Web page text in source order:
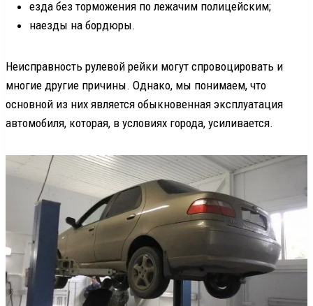
езда без торможения по лежачим полицейским;
наезды на бордюры.
Неисправность рулевой рейки могут спровоцировать и
многие другие причины. Однако, мы понимаем, что
основной из них является обыкновенная эксплуатация
автомобиля, которая, в условиях города, усиливается.